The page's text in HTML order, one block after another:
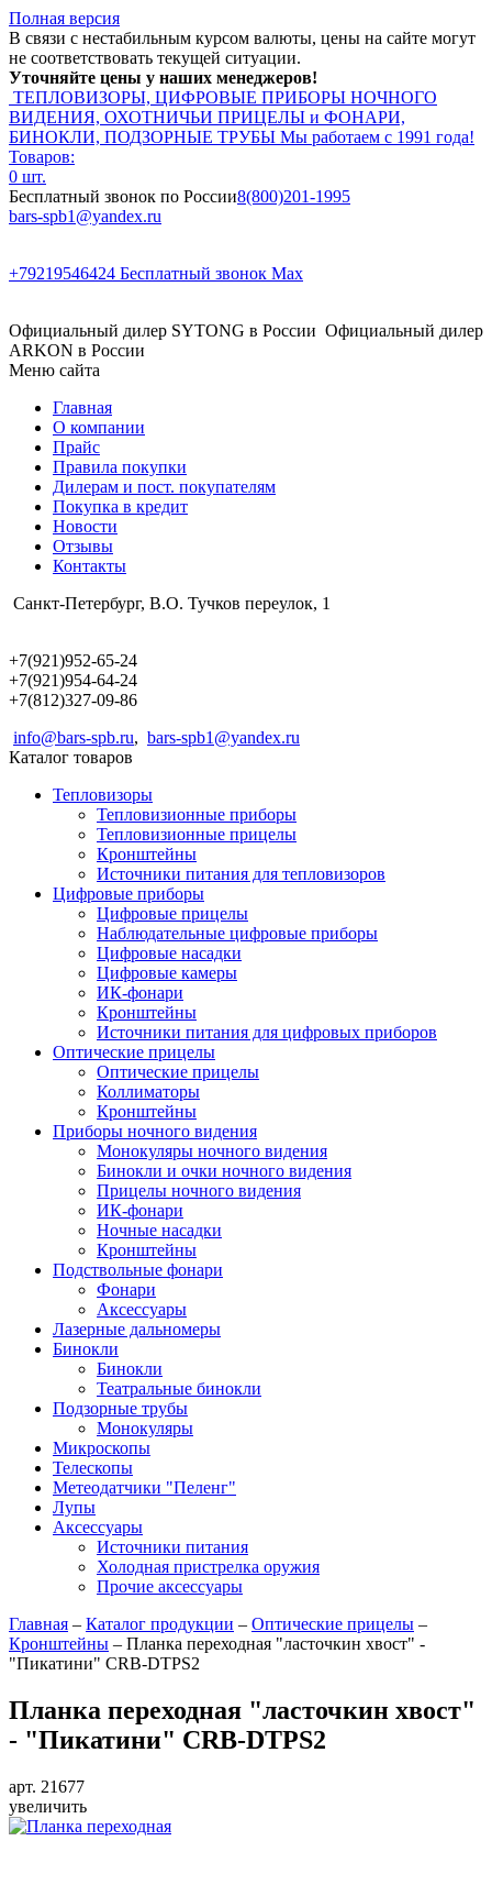
Полная версия
В связи с нестабильным курсом валюты, цены на сайте могут
не соответствовать текущей ситуации.
Уточняйте цены у наших менеджеров!
ТЕПЛОВИЗОРЫ, ЦИФРОВЫЕ ПРИБОРЫ НОЧНОГО
ВИДЕНИЯ, ОХОТНИЧЬИ ПРИЦЕЛЫ и ФОНАРИ,
БИНОКЛИ, ПОДЗОРНЫЕ ТРУБЫ Мы работаем с 1991 года!
Товаров:
0 шт.
Бесплатный звонок по России8(800)201-1995
bars-spb1@yandex.ru
+79219546424 Бесплатный звонок Max
Официальный дилер SYTONG в России Официальный дилер
ARKON в России
Меню сайта
Главная
О компании
Прайс
Правила покупки
Дилерам и пост. покупателям
Покупка в кредит
Новости
Отзывы
Контакты
Санкт-Петербург, В.О. Тучков переулок, 1
+7(921)952-65-24
+7(921)954-64-24
+7(812)327-09-86
info@bars-spb.ru, bars-spb1@yandex.ru
Каталог товаров
Тепловизоры
Тепловизионные приборы
Тепловизионные прицелы
Кронштейны
Источники питания для тепловизоров
Цифровые приборы
Цифровые прицелы
Наблюдательные цифровые приборы
Цифровые насадки
Цифровые камеры
ИК-фонари
Кронштейны
Источники питания для цифровых приборов
Оптические прицелы
Оптические прицелы
Коллиматоры
Кронштейны
Приборы ночного видения
Монокуляры ночного видения
Бинокли и очки ночного видения
Прицелы ночного видения
ИК-фонари
Ночные насадки
Кронштейны
Подствольные фонари
Фонари
Аксессуары
Лазерные дальномеры
Бинокли
Бинокли
Театральные бинокли
Подзорные трубы
Монокуляры
Микроскопы
Телескопы
Метеодатчики "Пеленг"
Лупы
Аксессуары
Источники питания
Холодная пристрелка оружия
Прочие аксессуары
Главная – Каталог продукции – Оптические прицелы –
Кронштейны – Планка переходная "ласточкин хвост" -
"Пикатини" CRB-DTPS2
Планка переходная "ласточкин хвост"
- "Пикатини" CRB-DTPS2
арт. 21677
увеличить